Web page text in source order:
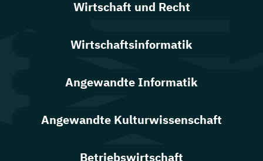
Wirtschaft und Recht
Wirtschaftsinformatik
Angewandte Informatik
Angewandte Kulturwissenschaft
Betriebswirtschaft